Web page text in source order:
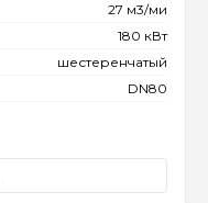
27 м3/ми
180 кВт
шестеренчатый
DN80